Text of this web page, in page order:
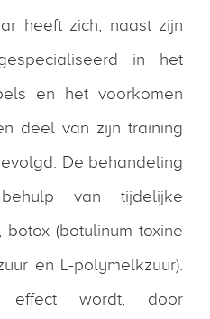
heeft zich, naast zijn
in het
en het voorkomen
deel van zijn training
De behandeling
van tijdelijke
(botulinum toxine
en L-polymelkzuur).
wordt, door